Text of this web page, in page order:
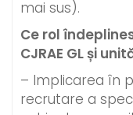
mai sus).
Ce rol
CJRAE GL și
– Implicarea în
recrutare a